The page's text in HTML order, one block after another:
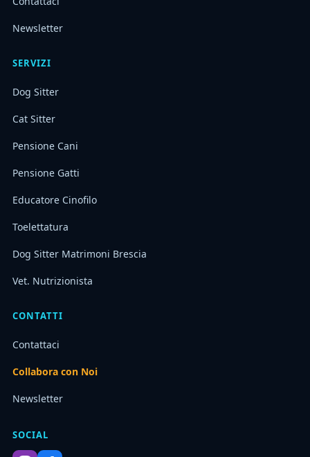
Newsletter
SERVIZI
Dog Sitter
Cat Sitter
Pensione Cani
Pensione Gatti
Educatore Cinofilo
Toelettatura
Dog Sitter Matrimoni Brescia
Vet. Nutrizionista
CONTATTI
Contattaci
Collabora con Noi
Newsletter
SOCIAL